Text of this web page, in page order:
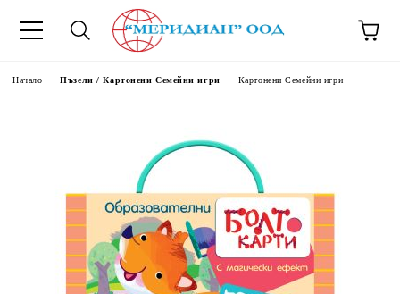
Начало Пъзели / Картонени Семейни игри Картонени Семейни игри